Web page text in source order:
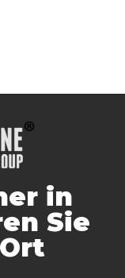
in
Sie